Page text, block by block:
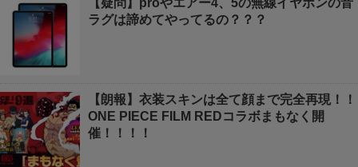
ラグは諦めてやってるの？？？
【朗報】衣装スキンは全て顔まで完全再現！！
ONE PIECE FILM REDコラボまもなく開
催！！！！